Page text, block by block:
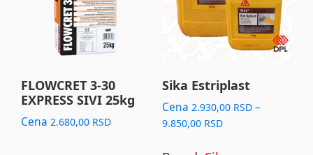
FLOWCRET 3-30
EXPRESS SIVI 25kg
Cena 2.680,00 RSD
Sika Estriplast
Cena 2.930,00 RSD –
9.850,00 RSDPrice
variants.
may
be
chosen